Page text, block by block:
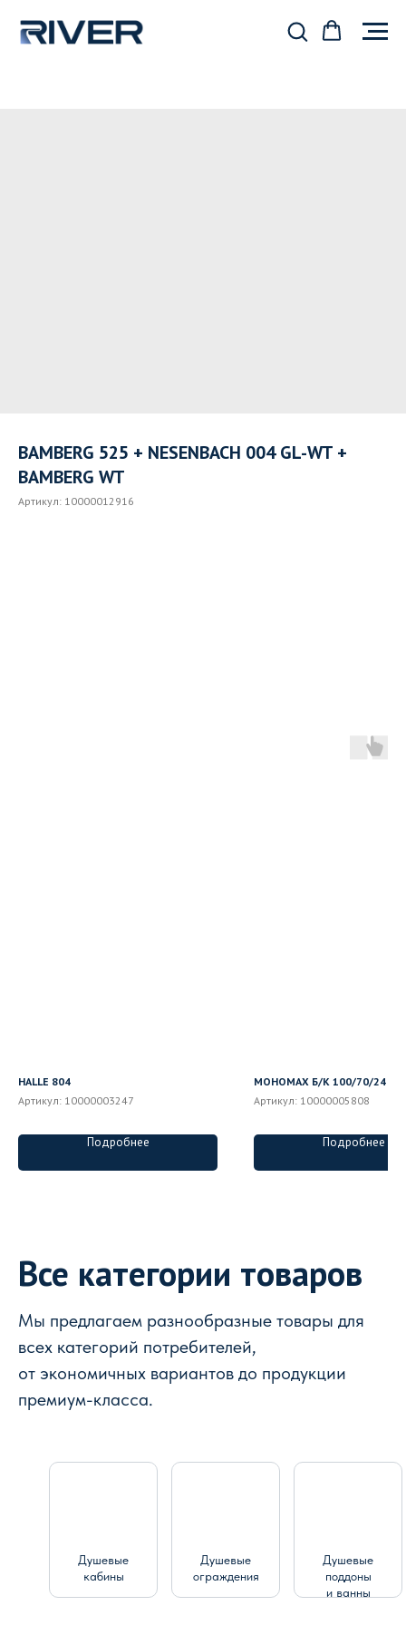
BAMBERG 525 + NESENBACH 004 GL-WT +
BAMBERG WT
Артикул: 10000012916
HALLE 804
Артикул: 10000003247
Подробнее
МОНОМАХ Б/К 100/70/24 МЗ
Артикул: 10000005808
Подробнее
Все категории товаров
Мы предлагаем разнообразные товары для
всех категорий потребителей,
от экономичных вариантов до продукции
премиум-класса.
Душевые
кабины
Душевые
ограждения
Душевые
поддоны
и ванны